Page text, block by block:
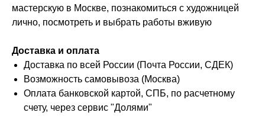
мастерскую в Москве, познакомиться с художницей
лично, посмотреть и выбрать работы вживую
Доставка и оплата
Доставка по всей России (Почта России, СДЕК)
Возможность самовывоза (Москва)
Оплата банковской картой, СПБ, по расчетному
счету, через сервис "Долями"